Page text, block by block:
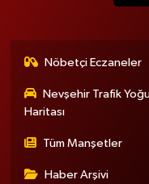
Nöbetçi Eczaneler
Nevşehir Trafik
Haritası
Tüm Manşetler
Haber Arşivi